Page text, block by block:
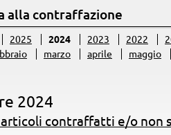
alla contraffazione
2025 2024 2023 2022
marzo aprile maggio
2024
contraffatti e/o non